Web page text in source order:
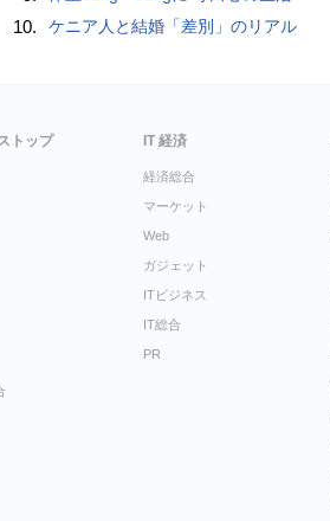
10. ケニア人と結婚「差別」のリアル
トップ IT 経済
経済総合
マーケット
Web
ガジェット
ITビジネス
IT総合
PR